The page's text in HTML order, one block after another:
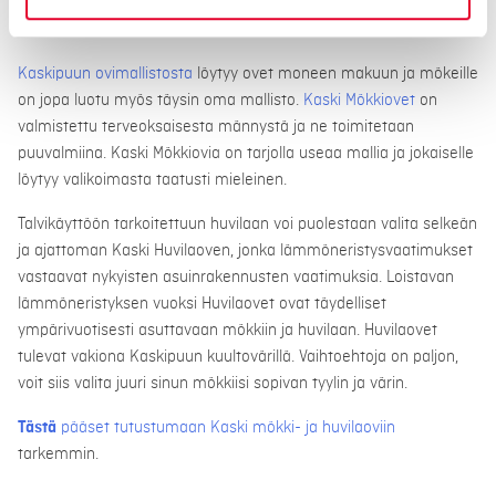
Kaskipuun ovimallistosta löytyy ovet moneen makuun ja mökeille
on jopa luotu myös täysin oma mallisto. Kaski Mökkiovet on
valmistettu terveoksaisesta männystä ja ne toimitetaan
puuvalmiina. Kaski Mökkiovia on tarjolla useaa mallia ja jokaiselle
löytyy valikoimasta taatusti mieleinen.
Talvikäyttöön tarkoitettuun huvilaan voi puolestaan valita selkeän
ja ajattoman Kaski Huvilaoven, jonka lämmöneristysvaatimukset
vastaavat nykyisten asuinrakennusten vaatimuksia. Loistavan
lämmöneristyksen vuoksi Huvilaovet ovat täydelliset
ympärivuotisesti asuttavaan mökkiin ja huvilaan. Huvilaovet
tulevat vakiona Kaskipuun kuultovärillä. Vaihtoehtoja on paljon,
voit siis valita juuri sinun mökkiisi sopivan tyylin ja värin.
Tästä pääset tutustumaan Kaski mökki- ja huvilaoviin
tarkemmin.